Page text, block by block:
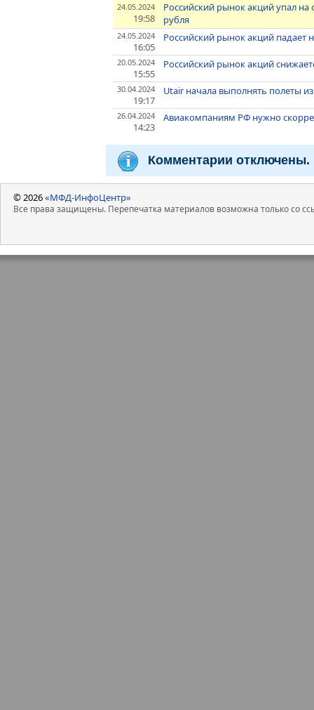
24.05.2024
19:58
Российский рынок акций упал
рубля
24.05.2024
16:05
Российский рынок акций
20.05.2024
15:55
Российский рынок акций
30.04.2024
19:17
Utair начала выполнять полеты
26.04.2024
14:23
Авиакомпаниям РФ нужно
Комментарии отключены.
© 2026«МФД-ИнфоЦентр»
Все права защищены. Перепечатка материалов возможна только со